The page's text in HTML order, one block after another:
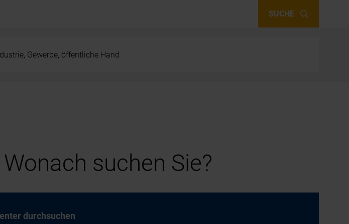
SUCHE
Gewerbe, öffentliche Hand
suchen Sie?
durchsuchen